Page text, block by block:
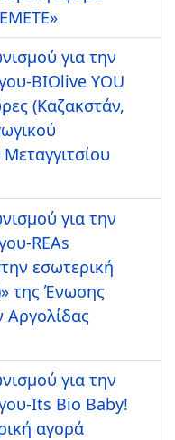
για την
BIOlive YOU
(Καζακστάν,
για την
REAs
εσωτερική
της Ένωσης
Αργολίδας
για την
Its Bio Baby!
αγορά